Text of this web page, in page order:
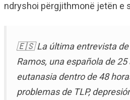
ndryshoi përgjithmonë jetën e
🇪🇸 La última entrevista de
Ramos, una española de
eutanasia dentro de 48
problemas de TLP,